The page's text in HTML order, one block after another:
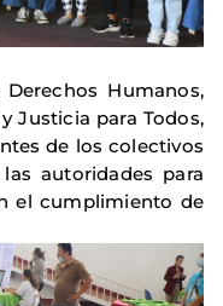
Humanos,
Justicia para Todos,
de los colectivos
autoridades para
el cumplimiento de